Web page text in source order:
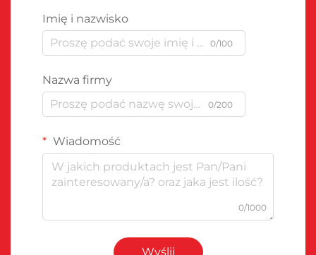
Imię i nazwisko
0/100
Nazwa firmy
0/200
Wiadomość
0/1000
Wyślij